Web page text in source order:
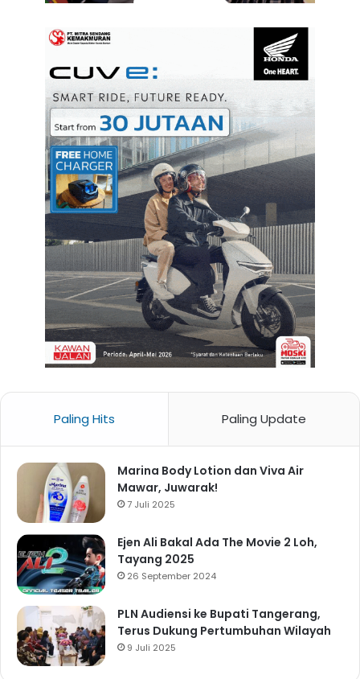
Paling Hits Paling Update
Marina Body Lotion dan Viva Air
Mawar, Juwarak!
7 Juli 2025
Ejen Ali Bakal Ada The Movie 2 Loh,
Tayang 2025
26 September 2024
PLN Audiensi ke Bupati Tangerang,
Terus Dukung Pertumbuhan Wilayah
9 Juli 2025